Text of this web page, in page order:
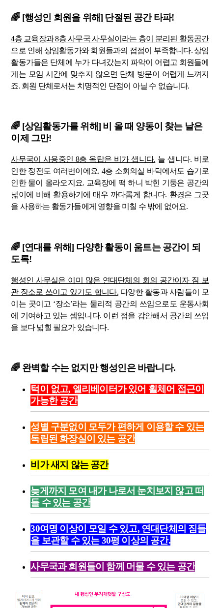
🌈 [행성인 회원을 위해] 단절된 공간 타파!
4층 교육장과 8층 사무국 사무실이라는 층이 분리된 활동공간
으로 인해 상임활동가와 회원들과의 접점이 부족합니다. 상임
활동가들은 단체에 누가 다녀갔는지 파악이 어렵고 회원들에
게는 모임 시간에 맞추지 않으면 단체 방문이 어렵게 느껴지
죠. 회원 단체로서는 치명적인 단점이 아닐 수 없습니다.
🌈 [상임활동가를 위해] 비 올 때 양동이 찾는 날은
이제 그만!
사무국이 사용중인 8층 옥탑은 비가 샙니다. 늘 샙니다. 비로
인한 정전도 여러번이에요. 4층 소회의실 바닥에서도 습기로
인한 물이 올라오지요. 교육장에 떡 하니 박힌 기둥은 공간의
넓이에 비해 활용하기에 매우 까다롭게 합니다. 환경은 그곳
을 사용하는 활동가들에게 영향을 미칠 수 밖에 없어요.
🌈 [연대를 위해] 다양한 활동이 움트는 공간이 되
도록!
행성인 사무실은 이미 많은 연대단체의 회의 공간이자 짐 보
관 장소로 쓰이고 있기도 합니다.다양한 활동과 사람들이 모
이는 곳이고 ‘장소’라는 물리적 공간의 쓰임으로도 운동사회
에 기여하고 있는 셈입니다. 이런 점을 감안해서 공간의 쓰임
을 보다 넓힐 필요가 있습니다.
🌈 완벽할 수는 없지만 행성인은 바랍니다.
턱이 없고, 엘리베이터가 있어 휠체어 접근이
가능한 공간
성별 구분없이 모두가 편하게 이용할 수 있는
독립된 화장실이 있는 공간
비가 새지 않는 공간
늦게까지 모여 내가 나로서 눈치보지 않고 떠
들 수 있는 공간
30여명 이상이 모일 수 있고, 연대단체의 짐들
을 보관할 수 있는 30평 이상의 공간.
사무국과 회원들이 함께 머물 수 있는 공간